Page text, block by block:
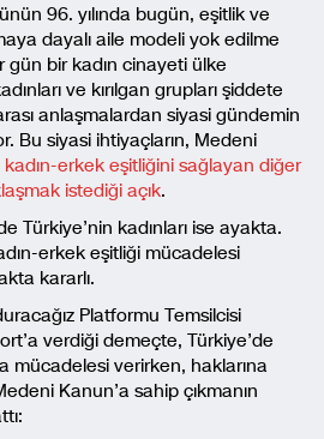
96. yılında bugün, eşitlik ve
dayalı aile modeli yok edilme
gün bir kadın cinayeti ülke
ve kırılgan grupları şiddete
anlaşmalardan siyasi gündemin
Bu siyasi ihtiyaçların, Medeni
erkek eşitliğini sağlayan diğer
istediği açık.
Türkiye’nin kadınları ise ayakta.
erkek eşitliği mücadelesi
kararlı.
Platformu Temsilcisi
verdiği demeçte, Türkiye’de
mücadelesi verirken, haklarına
Kanun’a sahip çıkmanın